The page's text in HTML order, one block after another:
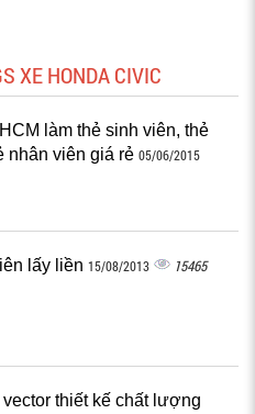
XE HONDA CIVIC
làm thẻ sinh viên, thẻ
nhân viên giá rẻ 05/06/2015
lấy liền 15/08/2013 15465
thiết kế chất lượng